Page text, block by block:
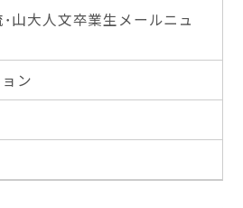
山大人文卒業生メールニュ
ン